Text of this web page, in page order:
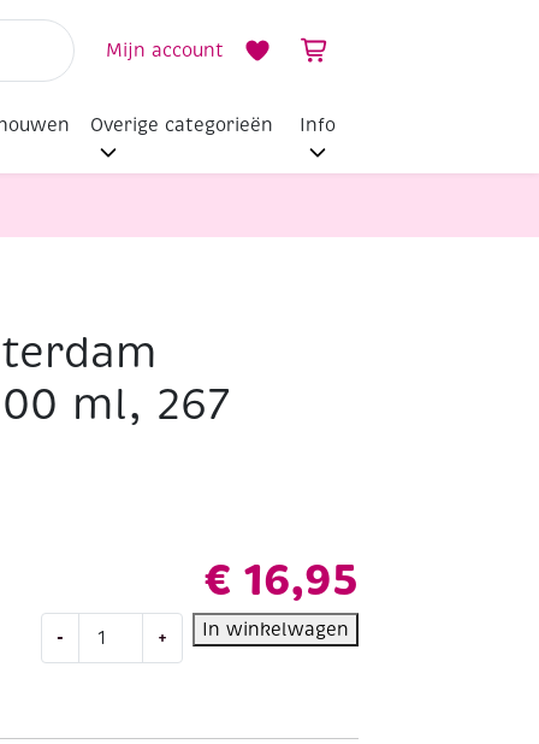
Mijn account
Overige categorieën Info
ml, 267
€ 16,95
-
Amsterdam
+ In winkelwagen